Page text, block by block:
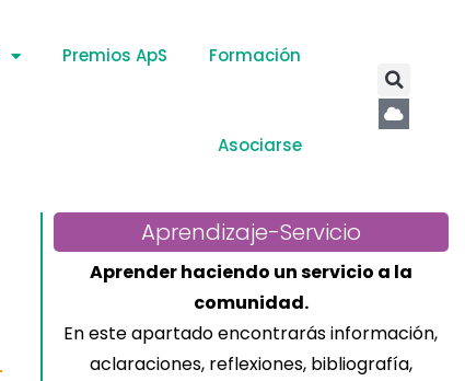
Premios ApS Formación
Asociarse
Aprendizaje-Servicio
Aprender haciendo un servicio a la
comunidad.
En este apartado encontrarás información,
aclaraciones, reflexiones, bibliografía,